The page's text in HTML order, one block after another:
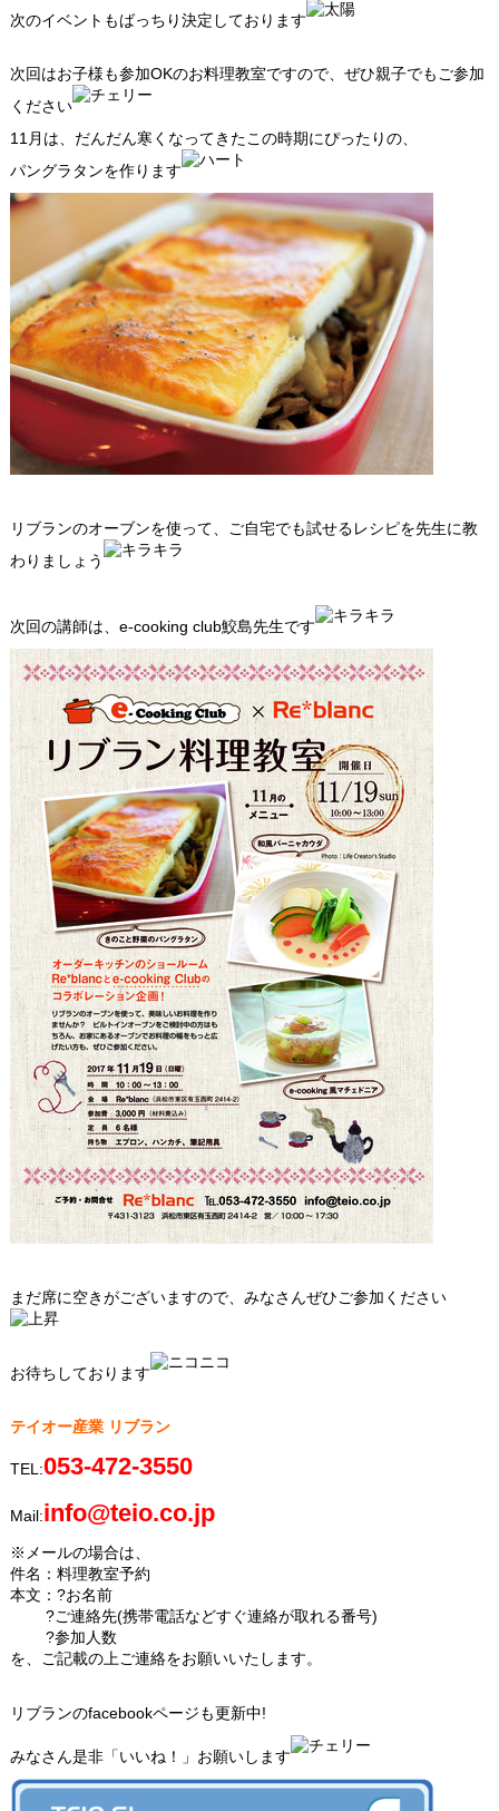
次のイベントもばっちり決定しております
次回はお子様も参加OKのお料理教室ですので、ぜひ親子でもご参加
ください
11月は、だんだん寒くなってきたこの時期にぴったりの、
パングラタンを作ります
リブランのオーブンを使って、ご自宅でも試せるレシピを先生に教
わりましょう
次回の講師は、e-cooking club鮫島先生です
まだ席に空きがございますので、みなさんぜひご参加ください
お待ちしております
テイオー産業 リブラン
TEL:053-472-3550
Mail:info@teio.co.jp
※メールの場合は、
件名：料理教室予約
本文：?お名前
?ご連絡先(携帯電話などすぐ連絡が取れる番号)
?参加人数
を、ご記載の上ご連絡をお願いいたします。
リブランのfacebookページも更新中!
みなさん是非「いいね！」お願いします